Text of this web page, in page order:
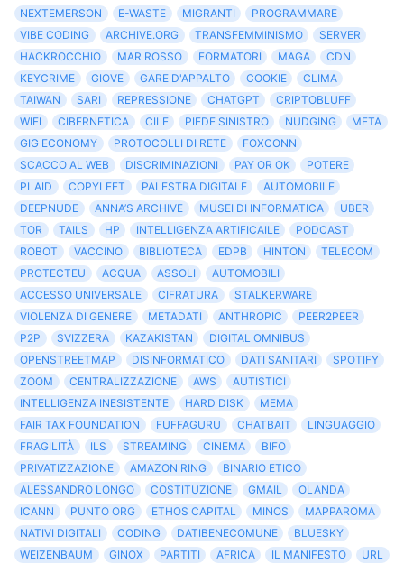
NEXTEMERSON
E-WASTE MIGRANTI
PROGRAMMARE
VIBE CODING
ARCHIVE.ORG TRANSFEMMINISMO
SERVER
HACKROCCHIO
MAR ROSSO FORMATORI MAGA
CDN
KEYCRIME
GIOVE GARE D'APPALTO COOKIE
CLIMA
TAIWAN
SARI REPRESSIONE CHATGPT
CRIPTOBLUFF
WIFI
CIBERNETICA CILE PIEDE SINISTRO NUDGING
META
GIG ECONOMY
PROTOCOLLI DI RETE
FOXCONN
SCACCO AL WEB
DISCRIMINAZIONI PAY OR OK
POTERE
PLAID
COPYLEFT PALESTRA DIGITALE
AUTOMOBILE
DEEPNUDE
ANNA’S ARCHIVE MUSEI DI INFORMATICA
UBER
TOR
TAILS HP INTELLIGENZA ARTIFICAILE
PODCAST
ROBOT
VACCINO BIBLIOTECA EDPB HINTON
TELECOM
PROTECTEU
ACQUA ASSOLI
AUTOMOBILI
ACCESSO UNIVERSALE
CIFRATURA
STALKERWARE
VIOLENZA DI GENERE
METADATI ANTHROPIC
PEER2PEER
P2P
SVIZZERA KAZAKISTAN
DIGITAL OMNIBUS
OPENSTREETMAP
DISINFORMATICO DATI SANITARI
SPOTIFY
ZOOM
CENTRALIZZAZIONE AWS
AUTISTICI
INTELLIGENZA INESISTENTE
HARD DISK
MEMA
FAIR TAX FOUNDATION
FUFFAGURU CHATBAIT
LINGUAGGIO
FRAGILITÀ
ILS STREAMING CINEMA
BIFO
PRIVATIZZAZIONE
AMAZON RING
BINARIO ETICO
ALESSANDRO LONGO
COSTITUZIONE GMAIL
OLANDA
ICANN
PUNTO ORG ETHOS CAPITAL MINOS
MAPPAROMA
NATIVI DIGITALI
CODING DATIBENECOMUNE
BLUESKY
WEIZENBAUM
GINOX PARTITI AFRICA IL MANIFESTO
URL